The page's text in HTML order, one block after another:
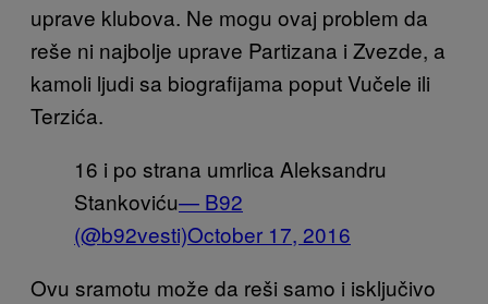
uprave klubova. Ne mogu ovaj problem da
reše ni najbolje uprave Partizana i Zvezde, a
kamoli ljudi sa biografijama poput Vučele ili
Terzića.
16 i po strana umrlica Aleksandru
Stankoviću— B92
(@b92vesti)October 17, 2016
Ovu sramotu može da reši samo i isključivo